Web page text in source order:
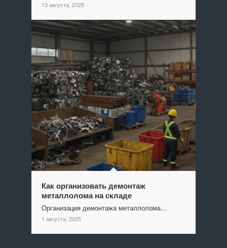
13 августа, 2025
Как организовать демонтаж
металлолома на складе
Организация демонтажа металлолома…
1 августа, 2025